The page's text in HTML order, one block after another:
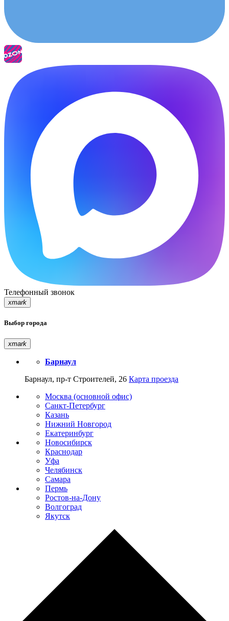
Телефонный звонок
xmark
Выбор города
xmark
Барнаул
Барнаул, пр-т Строителей, 26 Карта проезда
Москва (основной офис)
Санкт-Петербург
Казань
Нижний Новгород
Екатеринбург
Новосибирск
Краснодар
Уфа
Челябинск
Самара
Пермь
Ростов-на-Дону
Волгоград
Якутск